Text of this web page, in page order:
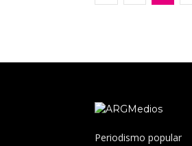
Periodismo popular